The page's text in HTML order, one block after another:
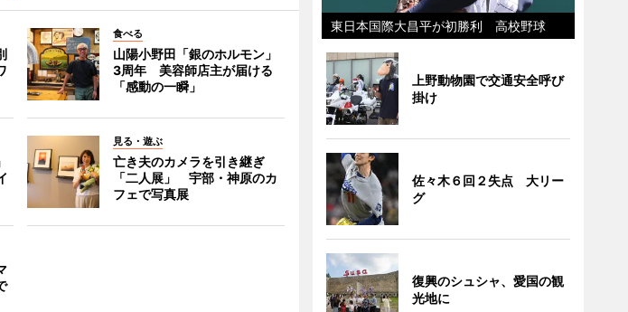
食べる
山陽小野田「銀のホルモン」
3周年 美容師店主が届ける
「感動の一瞬」
見る・遊ぶ
亡き夫のカメラを引き継ぎ
「二人展」 宇部・神原のカ
フェで写真展
東日本国際大昌平が初勝利 高校野球
上野動物園で交通安全呼び
掛け
佐々木６回２失点 大リー
グ
復興のシュシャ、愛国の観
光地に